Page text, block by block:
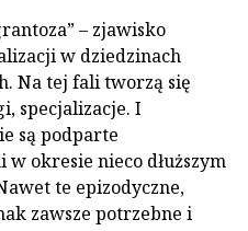
– zjawisko
w dziedzinach
Na tej fali tworzą się
specjalizacje. I
są podparte
okresie nieco dłuższym
te epizodyczne,
zawsze potrzebne i